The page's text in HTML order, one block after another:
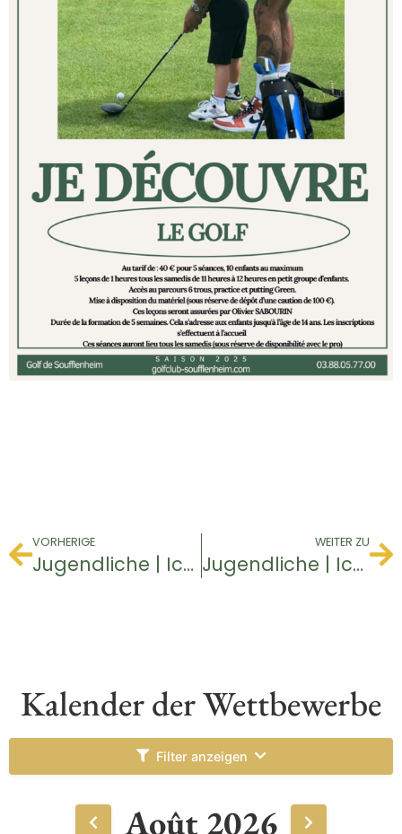
VORHERIGE
Jugendliche | Ich entdecke den Golfsport
WEITER ZU
Jugendliche | Ich entdecke den Golfsport
Kalender der Wettbewerbe
Filter anzeigen
Août 2026